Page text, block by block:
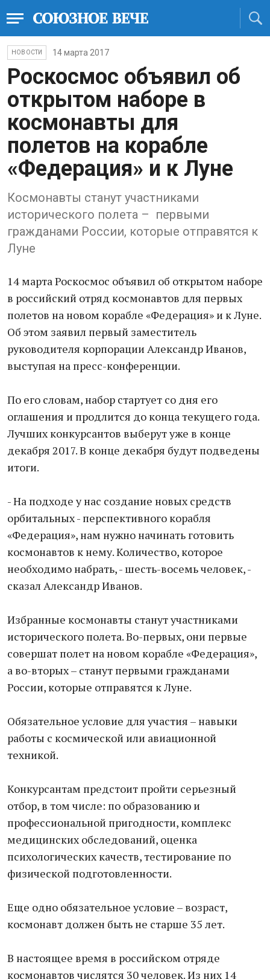
НОВОСТИ 14 марта 2017
Роскосмос объявил об
открытом наборе в
космонавты для
полетов на корабле
«Федерация» и к Луне
Космонавты станут участниками
исторического полета – первыми
гражданами России, которые отправятся к
Луне
14 марта Роскосмос объявил об открытом наборе
в российский отряд космонавтов для первых
полетов на новом корабле «Федерация» и к Луне.
Об этом заявил первый заместитель
руководителя корпорации Александр Иванов,
выступая на пресс-конференции.
По его словам, набор стартует со дня его
оглашения и продлится до конца текущего года.
Лучших конкурсантов выберут уже в конце
декабря 2017. В конце декабря будут подведены
итоги.
- На подходе у нас создание новых средств
орбитальных - перспективного корабля
«Федерация», нам нужно начинать готовить
космонавтов к нему. Количество, которое
необходимо набрать, - шесть-восемь человек, -
сказал Александр Иванов.
Избранные космонавты станут участниками
исторического полета. Во-первых, они первые
совершат полет на новом корабле «Федерация»,
а во-вторых – станут первыми гражданами
России, которые отправятся к Луне.
Обязательное условие для участия – навыки
работы с космической или авиационной
техникой.
Конкурсантам предстоит пройти серьезный
отбор, в том числе: по образованию и
профессиональной пригодности, комплекс
медицинских обследований, оценка
психологических качеств, тестирование по
физической подготовленности.
Еще одно обязательное условие – возраст,
космонавт должен быть не старше 35 лет.
В настоящее время в российском отряде
космонавтов числятся 30 человек. Из них 14